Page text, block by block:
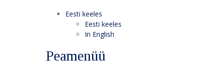
Eesti keeles
Eesti keeles
In English
Peamenüü